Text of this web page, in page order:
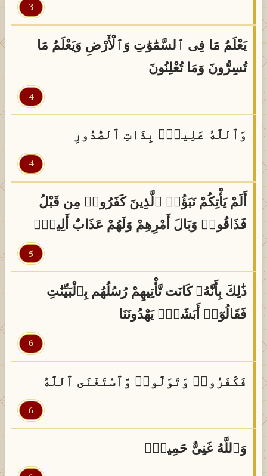
3
يَعْلَمُ مَا فِى ٱلسَّمَٰوَٰتِ وَٱلْأَرْضِ وَيَعْلَمُ مَا
تُسِرُّونَ وَمَا تُعْلِنُونَ
4
وَٱللَّهُ عَلِيمٌۢ بِذَاتِ ٱلصُّدُورِ
4
أَلَمْ يَأْتِكُمْ نَبَؤُا۟ ٱلَّذِينَ كَفَرُوا۟ مِن قَبْلُ
فَذَاقُوا۟ وَبَالَ أَمْرِهِمْ وَلَهُمْ عَذَابٌ أَلِيمٌۭ
5
ذَٰلِكَ بِأَنَّهُۥ كَانَت تَّأْتِيهِمْ رُسُلُهُم بِٱلْبَيِّنَٰتِ
فَقَالُوٓا۟ أَبَشَرٌۭ يَهْدُونَنَا
6
فَكَفَرُوا۟ وَتَوَلَّوا۟ وَّٱسْتَغْنَى ٱللَّهُ
6
وَٱللَّهُ غَنِىٌّ حَمِيدٌۭ